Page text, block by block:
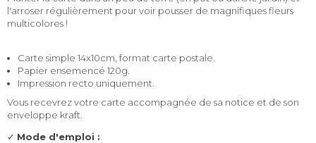
l'arroser régulièrement pour voir pousser de magnifiques fleurs
multicolores !
Carte simple 14x10cm, format carte postale.
Papier ensemencé 120g.
Impression recto uniquement.
Vous recevrez votre carte accompagnée de sa notice et de son
enveloppe kraft.
✓ Mode d'emploi :